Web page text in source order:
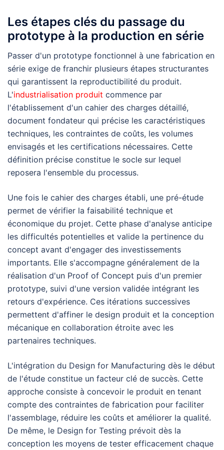
Les étapes clés du passage du
prototype à la production en série
Passer d'un prototype fonctionnel à une fabrication en
série exige de franchir plusieurs étapes structurantes
qui garantissent la reproductibilité du produit.
L'industrialisation produit commence par
l'établissement d'un cahier des charges détaillé,
document fondateur qui précise les caractéristiques
techniques, les contraintes de coûts, les volumes
envisagés et les certifications nécessaires. Cette
définition précise constitue le socle sur lequel
reposera l'ensemble du processus.
Une fois le cahier des charges établi, une pré-étude
permet de vérifier la faisabilité technique et
économique du projet. Cette phase d'analyse anticipe
les difficultés potentielles et valide la pertinence du
concept avant d'engager des investissements
importants. Elle s'accompagne généralement de la
réalisation d'un Proof of Concept puis d'un premier
prototype, suivi d'une version validée intégrant les
retours d'expérience. Ces itérations successives
permettent d'affiner le design produit et la conception
mécanique en collaboration étroite avec les
partenaires techniques.
L'intégration du Design for Manufacturing dès le début
de l'étude constitue un facteur clé de succès. Cette
approche consiste à concevoir le produit en tenant
compte des contraintes de fabrication pour faciliter
l'assemblage, réduire les coûts et améliorer la qualité.
De même, le Design for Testing prévoit dès la
conception les moyens de tester efficacement chaque